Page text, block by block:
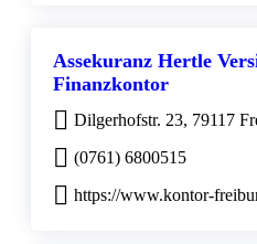
Assekuranz Hertle
Finanzkontor
Dilgerhofstr. 23, 79117
(0761) 6800515
https://www.kontor-